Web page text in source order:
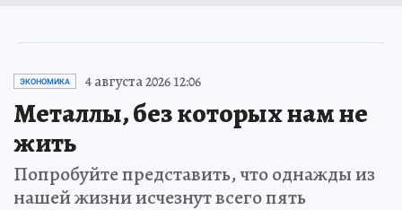
ЭКОНОМИКА 4 августа 2026 12:06
Металлы, без которых нам не
жить
Попробуйте представить, что однажды из
нашей жизни исчезнут всего пять